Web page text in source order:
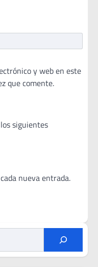
y web en este
que comente.
siguientes
nueva entrada.